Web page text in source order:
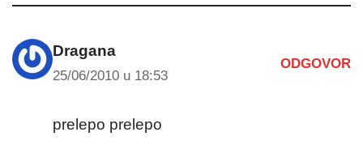
Dragana
25/06/2010 u 18:53
ODGOVOR
prelepo prelepo